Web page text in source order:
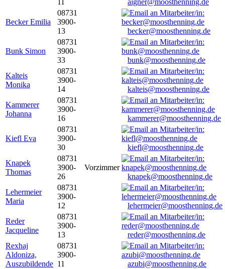
aigner@moosthenning.de
Becker Emilia
08731
3900-
13
becker@moosthenning.de
Bunk Simon
08731
3900-
33
bunk@moosthenning.de
Kalteis
Monika
08731
3900-
14
kalteis@moosthenning.de
Kammerer
Johanna
08731
3900-
16
kammerer@moosthenning.de
Kiefl Eva
08731
3900-
30
kiefl@moosthenning.de
Knapek
Thomas
08731
3900-
26
Vorzimmer
knapek@moosthenning.de
Lehermeier
Maria
08731
3900-
12
lehermeier@moosthenning.de
Reder
Jacqueline
08731
3900-
13
reder@moosthenning.de
Rexhaj
Aldoniza,
Auszubildende
08731
3900-
11
azubi@moosthenning.de